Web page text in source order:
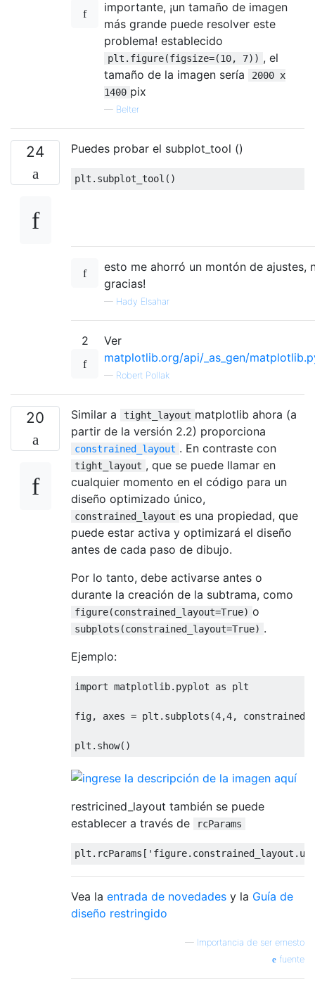
importante, ¡un tamaño de imagen
más grande puede resolver este
problema! establecido
plt.figure(figsize=(10, 7)) , el
tamaño de la imagen sería
2000 x
1400 pix
— Belter
24 Puedes probar el subplot_tool ()
plt . subplot_tool ()
esto me ahorró un montón de ajustes,
gracias!
— Hady Elsahar
2
Ver
matplotlib.org/api/_as_gen/
— Robert Pollak
20 Similar a tight_layout matplotlib ahora (a
partir de la versión 2.2) proporciona
constrained_layout . En contraste con
tight_layout , que se puede llamar en
cualquier momento en el código para un
diseño optimizado único,
constrained_layout es una propiedad, que
puede estar activa y optimizará el diseño
antes de cada paso de dibujo.
Por lo tanto, debe activarse antes o
durante la creación de la subtrama, como
figure(constrained_layout=True) o
subplots(constrained_layout=True) .
Ejemplo:
import matplotlib. pyplot as plt
fig, axes = plt . subplots (4,4,
plt . show()
restricined_layout también se puede
establecer a través de
rcParams
plt . rcParams [
Vea la entrada de novedades y la Guía de
diseño restringido
— Importancia de ser ernesto
fuente